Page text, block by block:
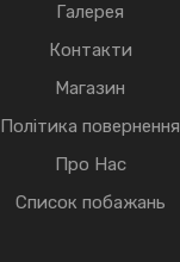
Галерея
Контакти
Магазин
Політика повернення
Про Нас
Список побажань